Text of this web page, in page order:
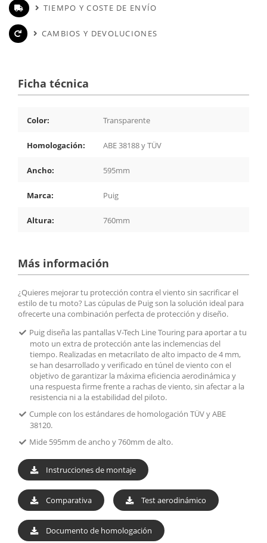
TIEMPO Y COSTE DE ENVÍO
CAMBIOS Y DEVOLUCIONES
Ficha técnica
Color: Transparente
Homologación: ABE 38188 y TÜV
Ancho: 595mm
Marca: Puig
Altura: 760mm
Más información
¿Quieres mejorar tu protección contra el viento sin sacrificar el
estilo de tu moto? Las cúpulas de Puig son la solución ideal para
ofrecerte una combinación perfecta de protección y diseño.
Puig diseña las pantallas V-Tech Line Touring para aportar a tu
moto un extra de protección ante las inclemencias del
tiempo. Realizadas en metacrilato de alto impacto de 4 mm,
se han desarrollado y verificado en túnel de viento con el
objetivo de garantizar la máxima eficiencia aerodinámica y
una respuesta firme frente a rachas de viento, sin afectar a la
resistencia ni a la estabilidad del piloto.
Cumple con los estándares de homologación TÜV y ABE
38120.
Mide 595mm de ancho y 760mm de alto.
Instrucciones de montaje
Comparativa Test aerodinámico
Documento de homologación